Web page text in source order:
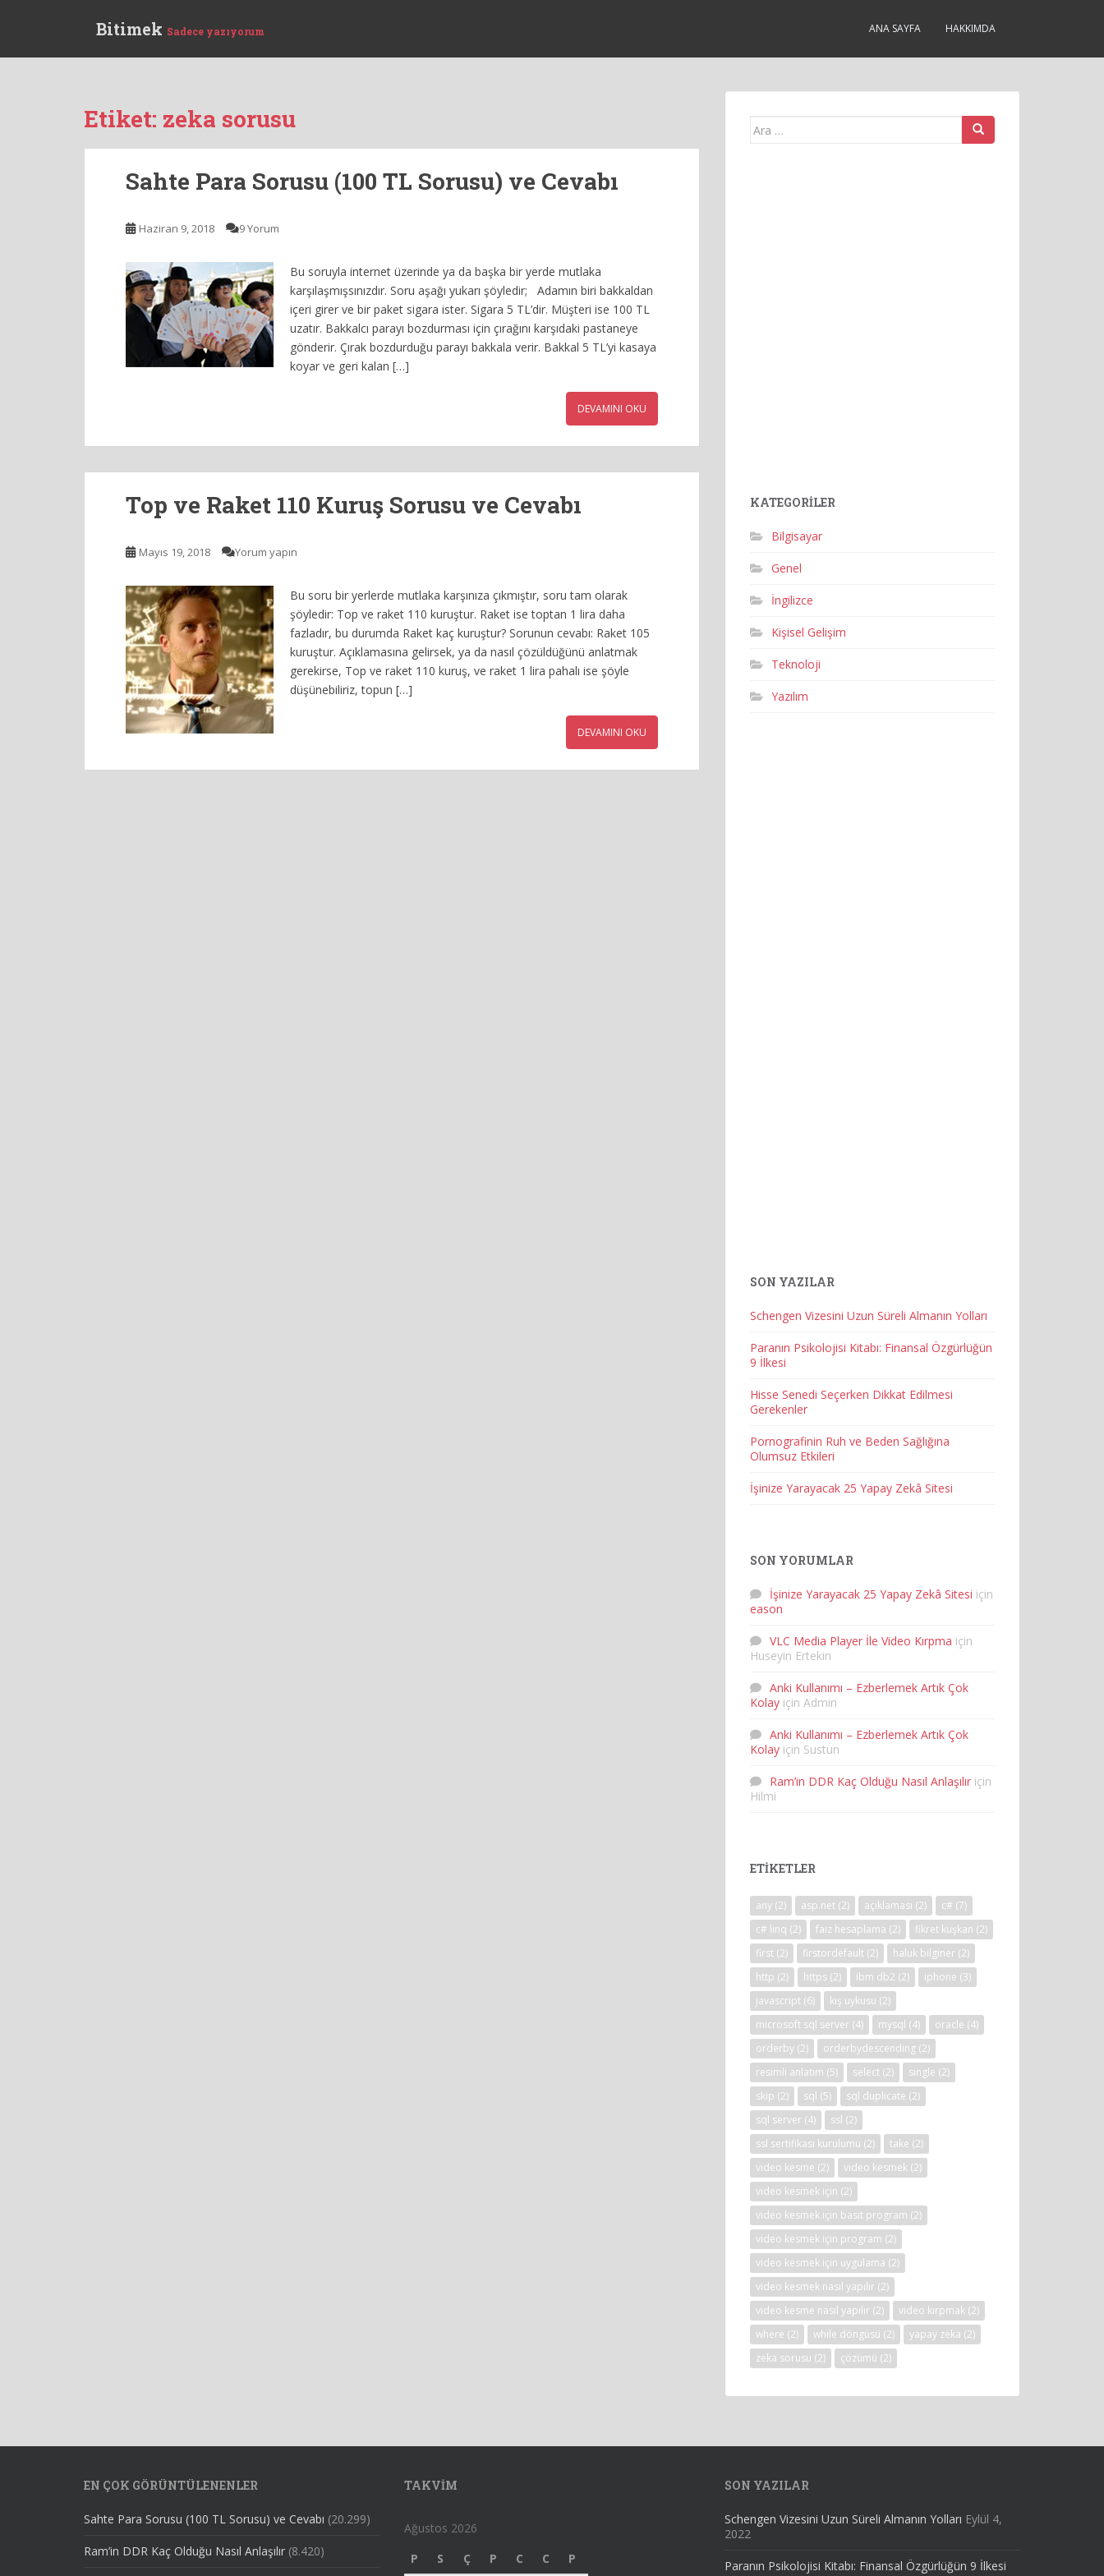
Bitimek Sadece yazıyorum ANA SAYFA HAKKIMDA
Etiket: zeka sorusu
Sahte Para Sorusu (100 TL Sorusu) ve Cevabı
Haziran 9, 2018 9 Yorum
Bu soruyla internet üzerinde ya da başka bir yerde mutlaka
karşılaşmışsınızdır. Soru aşağı yukarı şöyledir; Adamın biri bakkaldan
içeri girer ve bir paket sigara ister. Sigara 5 TL’dir. Müşteri ise 100 TL
uzatır. Bakkalcı parayı bozdurması için çırağını karşıdaki pastaneye
gönderir. Çırak bozdurduğu parayı bakkala verir. Bakkal 5 TL’yi kasaya
koyar ve geri kalan […]
DEVAMINI OKU
Top ve Raket 110 Kuruş Sorusu ve Cevabı
Mayıs 19, 2018 Yorum yapın
Bu soru bir yerlerde mutlaka karşınıza çıkmıştır, soru tam olarak
şöyledir: Top ve raket 110 kuruştur. Raket ise toptan 1 lira daha
fazladır, bu durumda Raket kaç kuruştur? Sorunun cevabı: Raket 105
kuruştur. Açıklamasına gelirsek, ya da nasıl çözüldüğünü anlatmak
gerekirse, Top ve raket 110 kuruş, ve raket 1 lira pahalı ise şöyle
düşünebiliriz, topun […]
DEVAMINI OKU
Arama
KATEGORILER
Bilgisayar
Genel
İngilizce
Kişisel Gelişim
Teknoloji
Yazılım
SON YAZILAR
Schengen Vizesini Uzun Süreli Almanın Yolları
Paranın Psikolojisi Kitabı: Finansal Özgürlüğün
9 İlkesi
Hisse Senedi Seçerken Dikkat Edilmesi
Gerekenler
Pornografinin Ruh ve Beden Sağlığına
Olumsuz Etkileri
İşinize Yarayacak 25 Yapay Zekâ Sitesi
SON YORUMLAR
İşinize Yarayacak 25 Yapay Zekâ Sitesi için
eason
VLC Media Player İle Video Kırpma için
Huseyin Ertekin
Anki Kullanımı – Ezberlemek Artık Çok
Kolay için Admin
Anki Kullanımı – Ezberlemek Artık Çok
Kolay için Sustun
Ram’in DDR Kaç Olduğu Nasıl Anlaşılır için
Hilmi
ETIKETLER
any (2) asp.net (2) açıklaması (2) c# (7)
c# linq (2) faiz hesaplama (2) fikret kuşkan (2)
first (2) firstordefault (2) haluk bilginer (2)
http (2) https (2) ibm db2 (2) iphone (3)
javascript (6) kış uykusu (2)
microsoft sql server (4) mysql (4) oracle (4)
orderby (2) orderbydescending (2)
resimli anlatım (5) select (2) single (2)
skip (2) sql (5) sql duplicate (2)
sql server (4) ssl (2)
ssl sertifikası kurulumu (2) take (2)
video kesme (2) video kesmek (2)
video kesmek için (2)
video kesmek için basit program (2)
video kesmek için program (2)
video kesmek için uygulama (2)
video kesmek nasıl yapılır (2)
video kesme nasıl yapılır (2) video kırpmak (2)
where (2) while döngüsü (2) yapay zeka (2)
zeka sorusu (2) çözümü (2)
EN ÇOK GÖRÜNTÜLENENLER
Sahte Para Sorusu (100 TL Sorusu) ve Cevabı (20.299)
Ram’in DDR Kaç Olduğu Nasıl Anlaşılır (8.420)
TAKVIM
Ağustos 2026
P
S Ç P C C P
SON YAZILAR
Schengen Vizesini Uzun Süreli Almanın Yolları Eylül 4,
2022
Paranın Psikolojisi Kitabı: Finansal Özgürlüğün 9 İlkesi